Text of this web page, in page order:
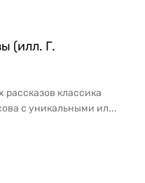
(илл. Г.
классика
с уникальными ил...